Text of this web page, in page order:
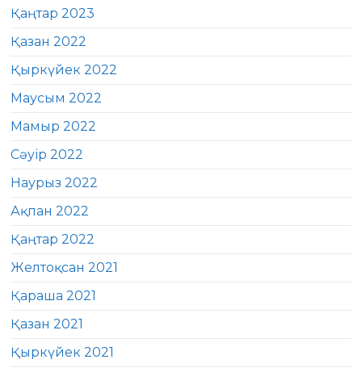
Қаңтар 2023
Қазан 2022
Қыркүйек 2022
Маусым 2022
Мамыр 2022
Сәуір 2022
Наурыз 2022
Ақпан 2022
Қаңтар 2022
Желтоқсан 2021
Қараша 2021
Қазан 2021
Қыркүйек 2021